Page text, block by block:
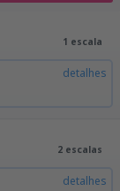
1 escala
detalhes
2 escalas
detalhes